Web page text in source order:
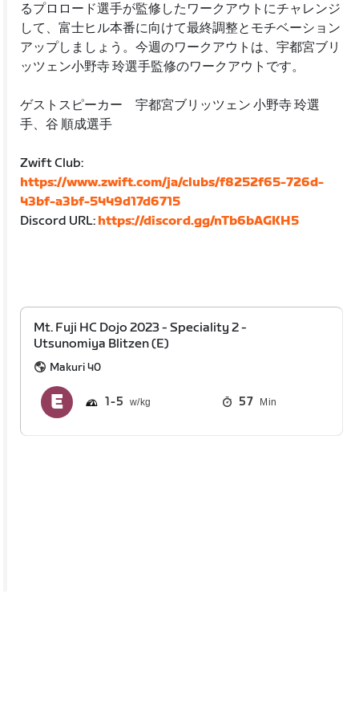
るプロロード選手が監修したワークアウトにチャレンジ
して、富士ヒル本番に向けて最終調整とモチベーション
アップしましょう。今週のワークアウトは、宇都宮ブリ
ッツェン小野寺 玲選手監修のワークアウトです。
ゲストスピーカー 宇都宮ブリッツェン 小野寺 玲選
手、谷 順成選手
Zwift Club:
https://www.zwift.com/ja/clubs/f8252f65-726d-
43bf-a3bf-5449d17d6715
Discord URL: https://discord.gg/nTb6bAGKH5
Mt. Fuji HC Dojo 2023 - Speciality 2 -
Utsunomiya Blitzen (E)
Makuri 40
1 5 57 Min